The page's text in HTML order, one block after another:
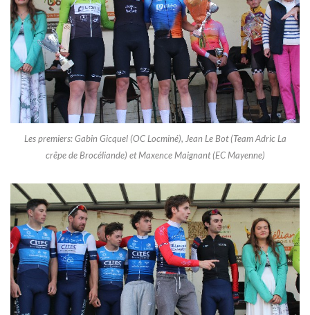
Les premiers: Gabin Gicquel (OC Locminé), Jean Le Bot (Team Adric La
crêpe de Brocéliande) et Maxence Maignant (EC Mayenne)